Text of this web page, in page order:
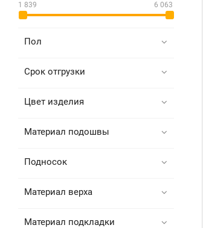
1 839 6 063
Пол
Срок отгрузки
Цвет изделия
Материал подошвы
Подносок
Материал верха
Материал подкладки